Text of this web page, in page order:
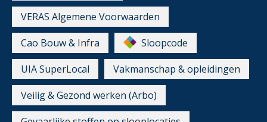
VERAS Algemene Voorwaarden
Cao Bouw & Infra
Sloopcode
UIA SuperLocal
Vakmanschap & opleidingen
Veilig & Gezond werken (Arbo)